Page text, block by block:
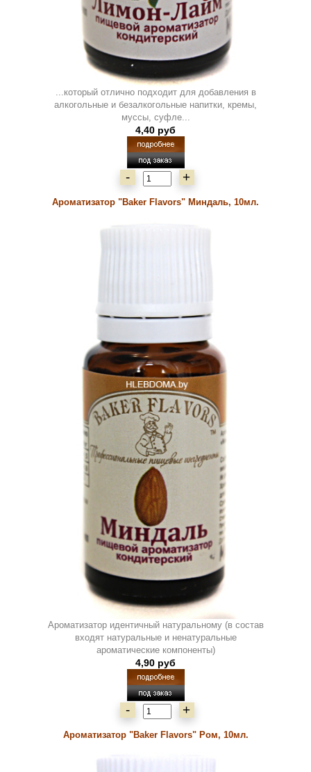
...который отлично подходит для добавления в
алкогольные и безалкогольные напитки, кремы,
муссы, суфле...
4,40 руб
- +
Ароматизатор "Baker Flavors" Миндаль, 10мл.
Ароматизатор идентичный натуральному (в состав
входят натуральные и ненатуральные
ароматические компоненты)
4,90 руб
- +
Ароматизатор "Baker Flavors" Ром, 10мл.